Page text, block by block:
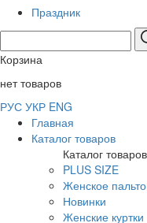
Праздник
Корзина
нет товаров
РУС УКР ENG
Главная
Каталог товаров
Каталог товаров
PLUS SIZE
Женское пальто
Новинки
Женские куртки